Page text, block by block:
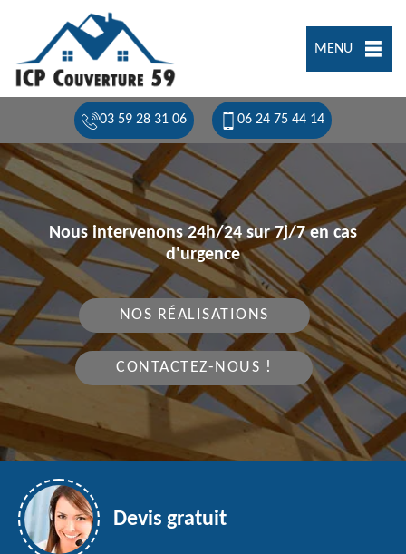
MENU
03 59 28 31 06 06 24 75 44 14
Nous intervenons 24h/24 sur 7j/7 en cas
d'urgence
NOS RÉALISATIONS
CONTACTEZ-NOUS !
Devis gratuit